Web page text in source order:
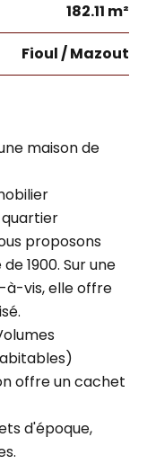
182.11 m²
Fioul / Mazout
maison de
quartier
proposons
1900. Sur une
à-vis, elle offre
offre un cachet
d'époque,